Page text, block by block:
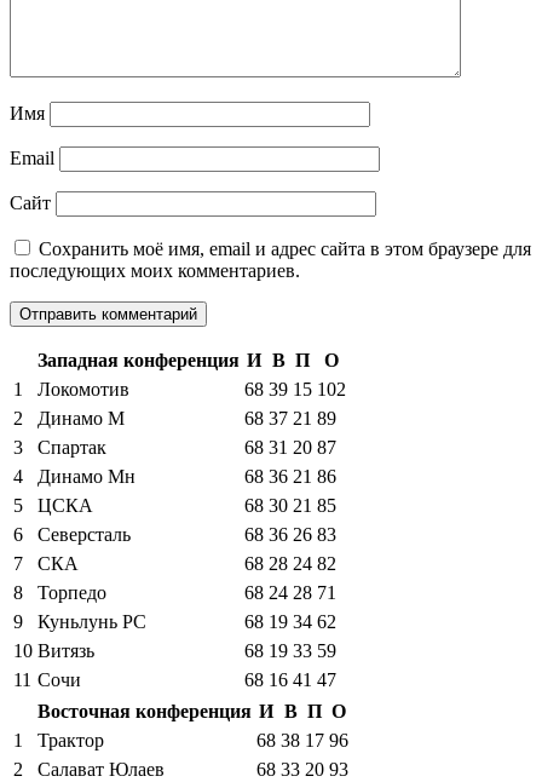
Имя
Email
Сайт
Сохранить моё имя, email и адрес сайта в этом браузере для
последующих моих комментариев.
Западная конференция И В П
О
1
Локомотив 68 39 15 102
2
Динамо М 68 37 21 89
3
Спартак 68 31 20 87
4
Динамо Мн 68 36 21 86
5
ЦСКА 68 30 21 85
6
Северсталь 68 36 26 83
7
СКА 68 28 24 82
8
Торпедо 68 24 28 71
9
Куньлунь РС 68 19 34 62
10 Витязь 68 19 33 59
11 Сочи 68 16 41 47
Восточная конференция И В П О
1
Трактор 68 38 17 96
2
Салават Юлаев 68 33 20 93